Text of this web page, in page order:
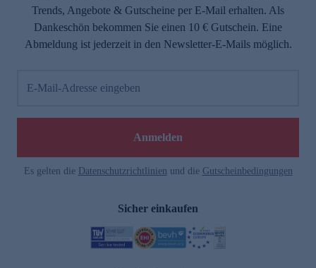
Trends, Angebote & Gutscheine per E-Mail erhalten. Als
Dankeschön bekommen Sie einen 10 € Gutschein. Eine
Abmeldung ist jederzeit in den Newsletter-E-Mails möglich.
E-Mail-Adresse eingeben
Anmelden
Es gelten die Datenschutzrichtlinien und die Gutscheinbedingungen
Sicher einkaufen